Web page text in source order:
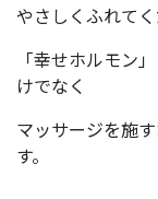
やさしくふれてく
「幸せホルモン
けでなく
マッサージを施
す。